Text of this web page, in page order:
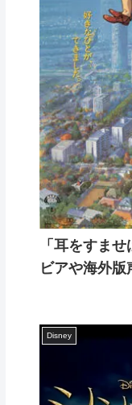
「耳をすま
ビアや海外
Disney